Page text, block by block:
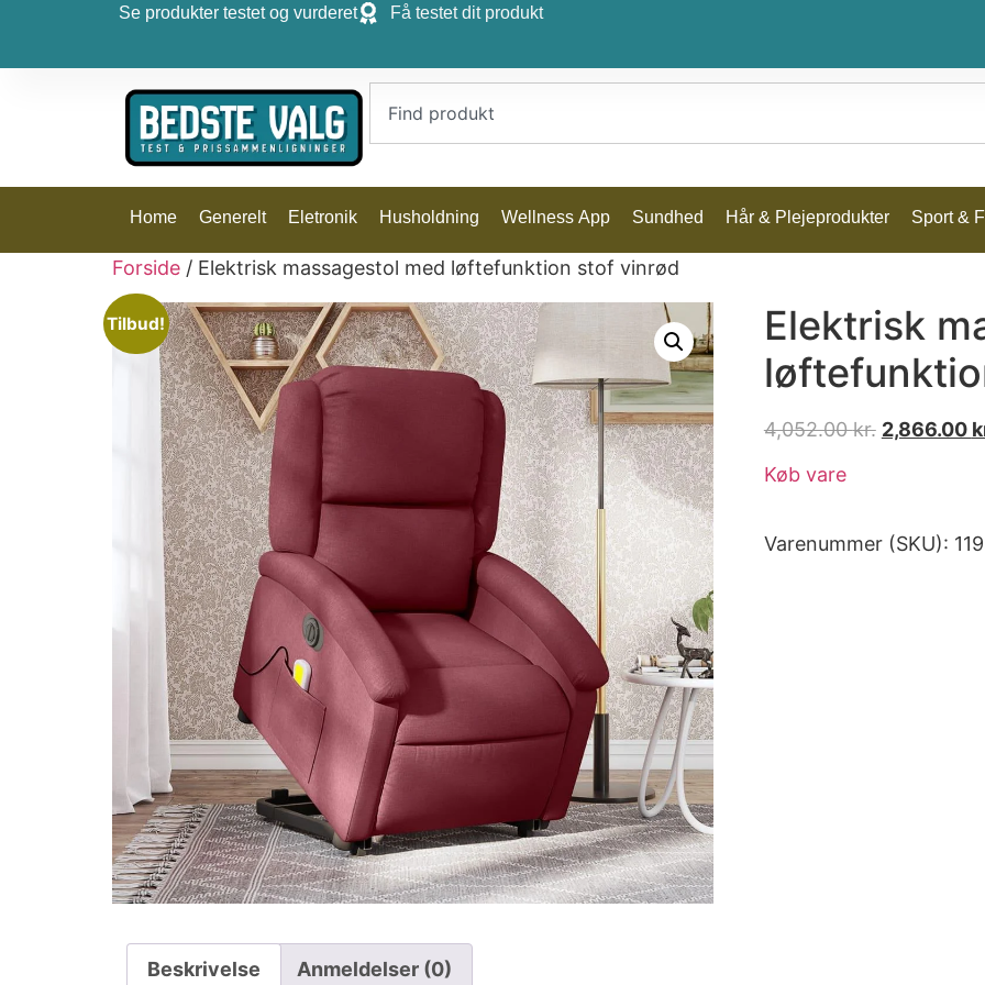
Se produkter testet og vurderet Få testet dit produkt
Home Generelt Eletronik Husholdning Wellness App Sundhed Hår & Plejeprodukter Sport &
Forside / Elektrisk massagestol med løftefunktion stof vinrød
Tilbud!
Elektrisk
4,052.00kr. 2,866.00
Køb vare
Varenummer (SKU):
Beskrivelse Anmeldelser (0)